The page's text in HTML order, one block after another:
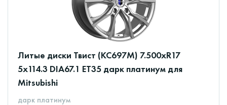
Литые диски Твист (КС697М) 7.500xR17
5x114.3 DIA67.1 ET35 дарк платинум для
Mitsubishi
дарк платинум